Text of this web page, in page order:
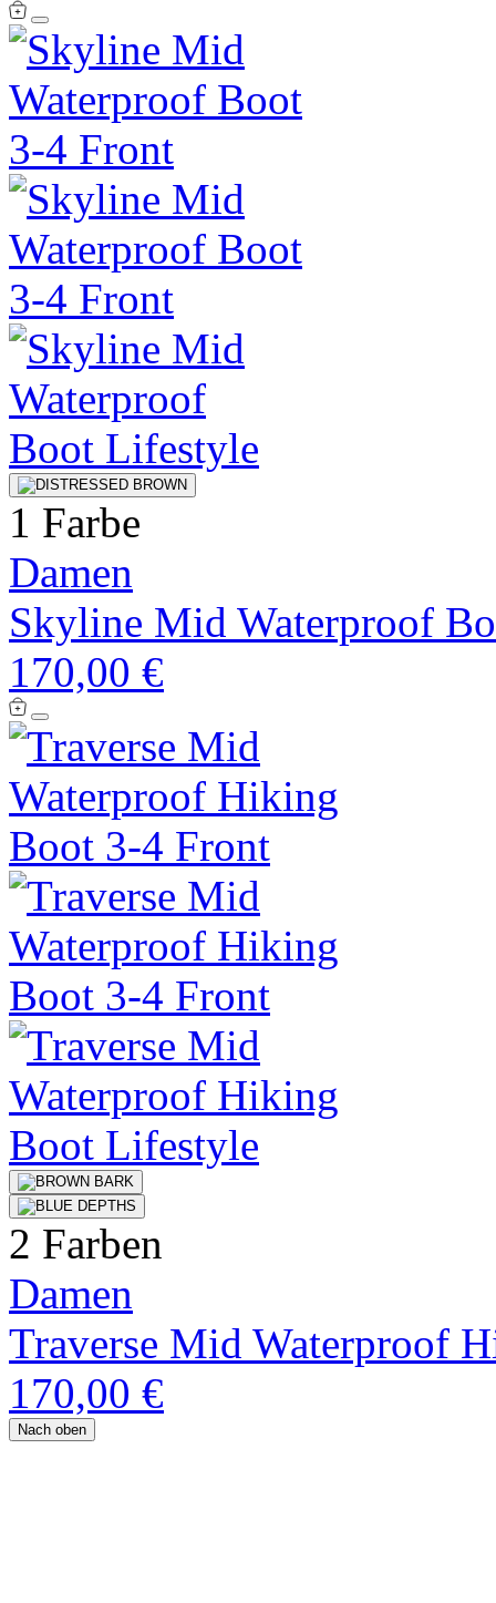
1 Farbe
Damen
Skyline Mid Waterproof
170,00 €
2 Farben
Damen
Traverse Mid Waterproof
170,00 €
Nach oben